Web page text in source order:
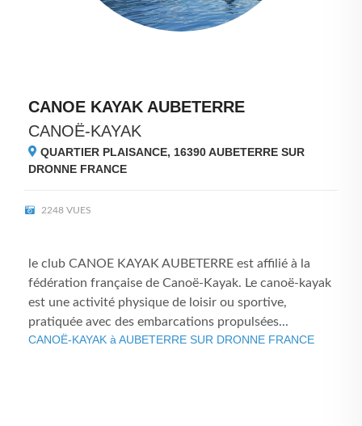
CANOE KAYAK AUBETERRE
CANOË-KAYAK
QUARTIER PLAISANCE, 16390AUBETERRE SUR
DRONNE FRANCE
2248 VUES
le club CANOE KAYAK AUBETERRE est affilié à la
fédération française de Canoë-Kayak. Le canoë-kayak
est une activité physique de loisir ou sportive,
pratiquée avec des embarcations propulsées...
CANOË-KAYAK à AUBETERRE SUR DRONNE FRANCE